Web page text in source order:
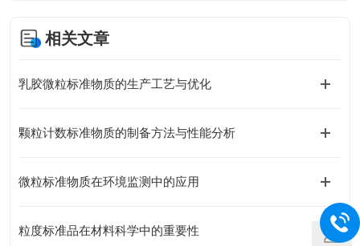
相关文章
乳胶微粒标准物质的生产工艺与优化
颗粒计数标准物质的制备方法与性能分析
微粒标准物质在环境监测中的应用
粒度标准品在材料科学中的重要性